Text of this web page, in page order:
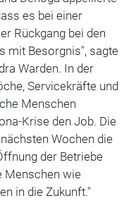
es bei einer
Rückgang bei den
mit Besorgnis", sagte
Warden. In der
Servicekräfte und
Menschen
Krise den Job. Die
Wochen die
der Betriebe
Menschen wie
in die Zukunft."